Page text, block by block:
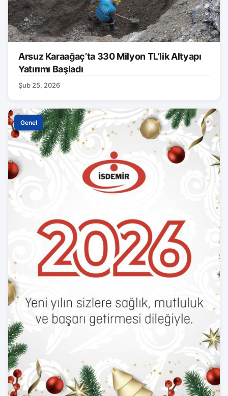
Arsuz Karaağaç’ta 330 Milyon TL’lik Altyapı
Yatırımı Başladı
Şub 25, 2026
Genel